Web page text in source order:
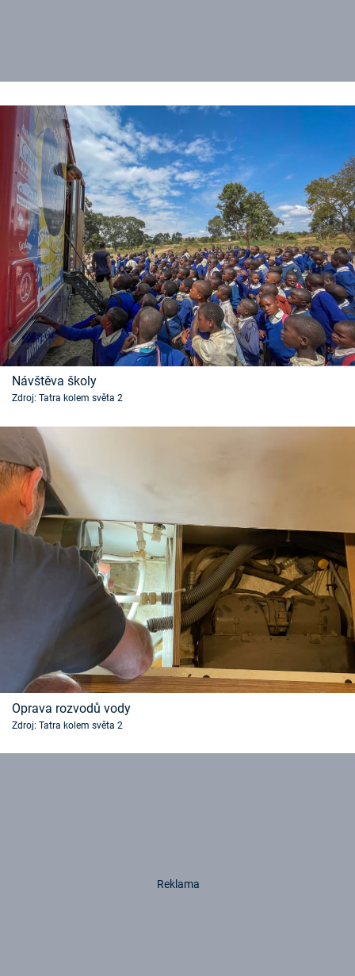
Návštěva školy
Zdroj: Tatra kolem světa 2
Oprava rozvodů vody
Zdroj: Tatra kolem světa 2